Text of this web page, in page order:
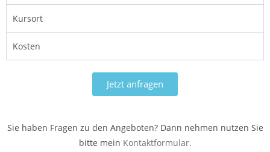
Kursort
Kosten
Jetzt anfragen
Sie haben Fragen zu den Angeboten? Dann nehmen nutzen Sie
bitte mein Kontaktformular.